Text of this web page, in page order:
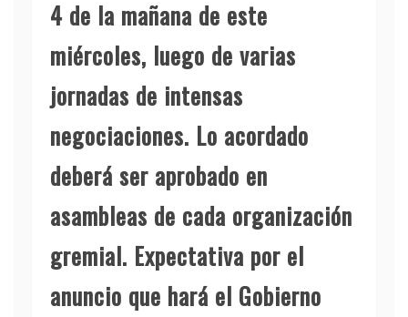
4 de la mañana de este
miércoles, luego de varias
jornadas de intensas
negociaciones. Lo acordado
deberá ser aprobado en
asambleas de cada organización
gremial. Expectativa por el
anuncio que hará el Gobierno